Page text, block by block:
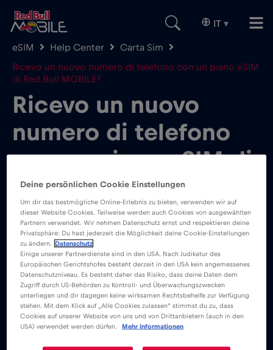
IT ▾
eSIM Help Center
Carta Sim
Ricevo un nuovo numero di telefono con un piano eSIM
di Red Bull MOBILE?
Ricevo un nuovo
numero di telefono
con un piano eSIM di
Red Bull MOBILE?
Si tratta di un piano solo dati, quindi non c’è
bisogno di un nuovo numero.
Deine persönlichen Cookie Einstellungen
Um dir das bestmögliche Online-Erlebnis zu bieten, verwenden wir auf
dieser Website Cookies. Teilweise werden auch Cookies von ausgewählten
Partnern verwendet. Wir nehmen Datenschutz ernst und respektieren deine
Privatsphäre: Du hast jederzeit die Möglichkeit deine Cookie-Einstellungen
zu ändern.
Datenschutz
Einige unserer Partnerdienste sind in den USA. Nach Judikatur des
Europäischen Gerichtshofes besteht derzeit in den USA kein angemessenes
Datenschutzniveau. Es besteht daher das Risiko, dass deine Daten dem
Zugriff durch US-Behörden zu Kontroll- und Überwachungszwecken
unterliegen und dir dagegen keine wirksamen Rechtsbehelfe zur Verfügung
stehen. Mit dem Klick auf „Alle Cookies zulassen“ stimmst du zu, dass
Cookies auf unserer Website von uns und von Drittanbietern (auch in den
USA) verwendet werden dürfen.
Mehr Informationen